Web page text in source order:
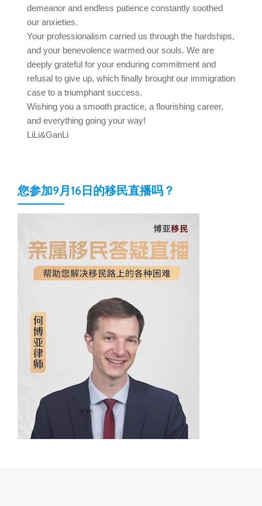
demeanor and endless patience constantly soothed
our anxieties.
Your professionalism carried us through the hardships,
and your benevolence warmed our souls. We are
deeply grateful for your enduring commitment and
refusal to give up, which finally brought our immigration
case to a triumphant success.
Wishing you a smooth practice, a flourishing career,
and everything going your way!
LiLi&GanLi
您参加9月16日的移民直播吗？